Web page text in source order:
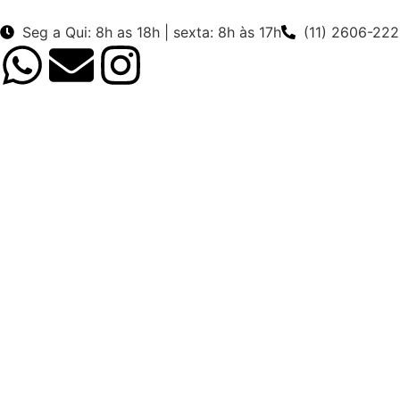
Seg a Qui: 8h as 18h | sexta: 8h às 17h (11) 2606-